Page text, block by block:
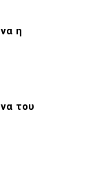
η
του